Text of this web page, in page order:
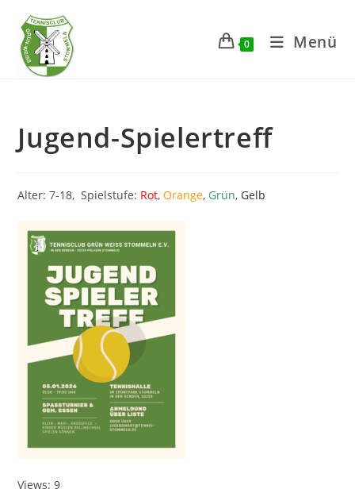
Inhalt
springen
0 Menü
Jugend-Spielertreff
Alter: 7-18, Spielstufe: Rot,Orange, Grün, Gelb
Views: 9